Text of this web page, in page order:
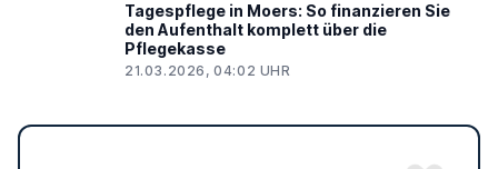
Tagespflege in Moers: So finanzieren Sie
den Aufenthalt komplett über die
Pflegekasse
21.03.2026, 04:02 UHR